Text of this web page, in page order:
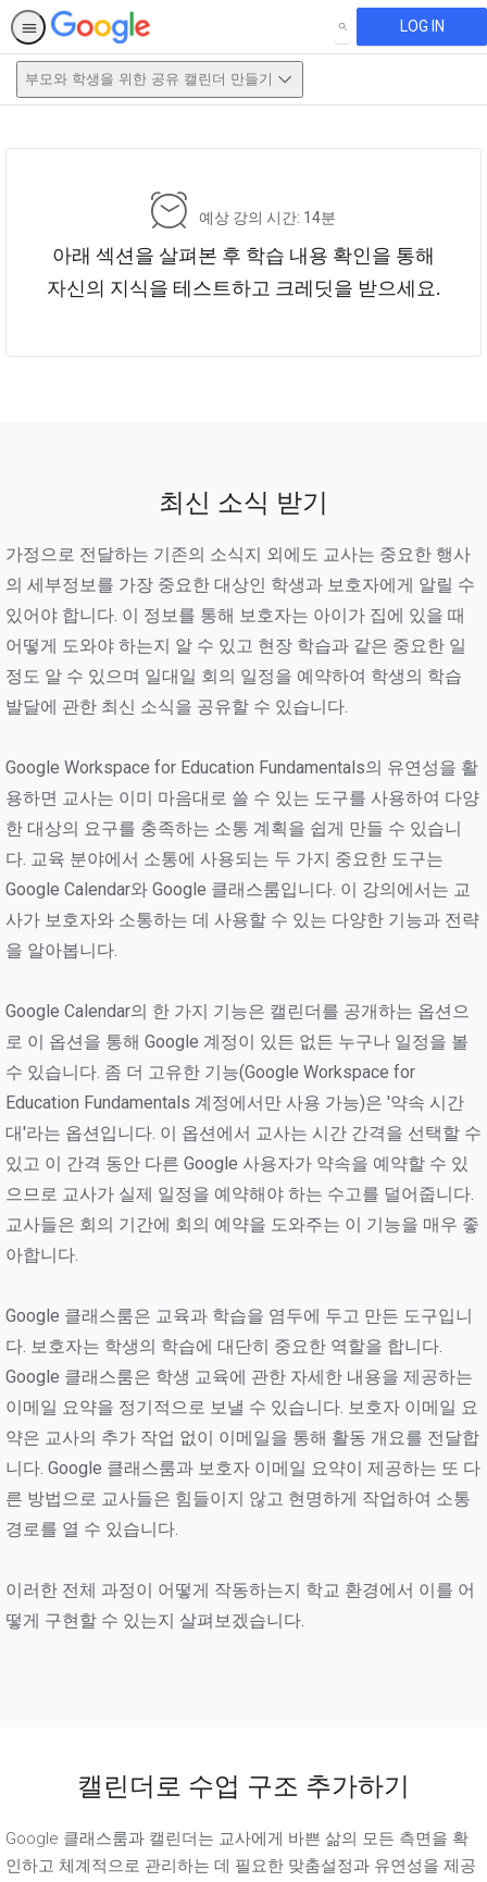
SEARCH LOG IN
부모와 학생을 위한 공유 캘린더 만들기
예상 강의 시간: 14분
아래 섹션을 살펴본 후 학습 내용 확인을 통해
자신의 지식을 테스트하고 크레딧을 받으세요.
최신 소식 받기
가정으로 전달하는 기존의 소식지 외에도 교사는 중요한 행사
의 세부정보를 가장 중요한 대상인 학생과 보호자에게 알릴 수
있어야 합니다. 이 정보를 통해 보호자는 아이가 집에 있을 때
어떻게 도와야 하는지 알 수 있고 현장 학습과 같은 중요한 일
정도 알 수 있으며 일대일 회의 일정을 예약하여 학생의 학습
발달에 관한 최신 소식을 공유할 수 있습니다.
Google Workspace for Education Fundamentals의 유연성을 활
용하면 교사는 이미 마음대로 쓸 수 있는 도구를 사용하여 다양
한 대상의 요구를 충족하는 소통 계획을 쉽게 만들 수 있습니
다. 교육 분야에서 소통에 사용되는 두 가지 중요한 도구는
Google Calendar와 Google 클래스룸입니다. 이 강의에서는 교
사가 보호자와 소통하는 데 사용할 수 있는 다양한 기능과 전략
을 알아봅니다.
Google Calendar의 한 가지 기능은 캘린더를 공개하는 옵션으
로 이 옵션을 통해 Google 계정이 있든 없든 누구나 일정을 볼
수 있습니다. 좀 더 고유한 기능(Google Workspace for
Education Fundamentals 계정에서만 사용 가능)은 '약속 시간
대'라는 옵션입니다. 이 옵션에서 교사는 시간 간격을 선택할 수
있고 이 간격 동안 다른 Google 사용자가 약속을 예약할 수 있
으므로 교사가 실제 일정을 예약해야 하는 수고를 덜어줍니다.
교사들은 회의 기간에 회의 예약을 도와주는 이 기능을 매우 좋
아합니다.
Google 클래스룸은 교육과 학습을 염두에 두고 만든 도구입니
다. 보호자는 학생의 학습에 대단히 중요한 역할을 합니다.
Google 클래스룸은 학생 교육에 관한 자세한 내용을 제공하는
이메일 요약을 정기적으로 보낼 수 있습니다. 보호자 이메일 요
약은 교사의 추가 작업 없이 이메일을 통해 활동 개요를 전달합
니다. Google 클래스룸과 보호자 이메일 요약이 제공하는 또 다
른 방법으로 교사들은 힘들이지 않고 현명하게 작업하여 소통
경로를 열 수 있습니다.
이러한 전체 과정이 어떻게 작동하는지 학교 환경에서 이를 어
떻게 구현할 수 있는지 살펴보겠습니다.
캘린더로 수업 구조 추가하기
Google 클래스룸과 캘린더는 교사에게 바쁜 삶의 모든 측면을 확
인하고 체계적으로 관리하는 데 필요한 맞춤설정과 유연성을 제공